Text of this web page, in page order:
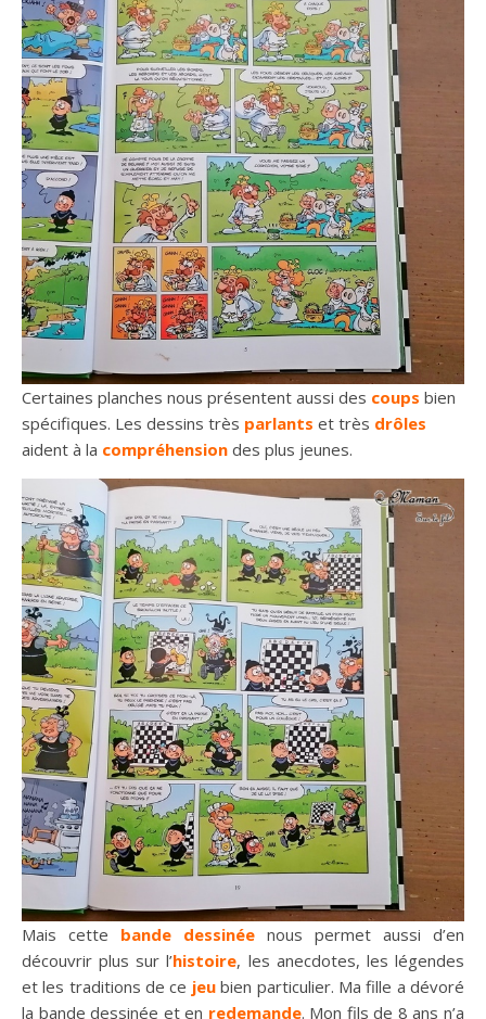
Certaines planches nous présentent aussi des coups bien
spécifiques. Les dessins très parlants et très drôles
aident à la compréhension des plus jeunes.
Mais cette bande dessinée nous permet aussi d’en
découvrir plus sur l’histoire, les anecdotes, les légendes
et les traditions de ce jeubien particulier. Ma fille a dévoré
la bande dessinée et en redemande. Mon fils de 8 ans n’a